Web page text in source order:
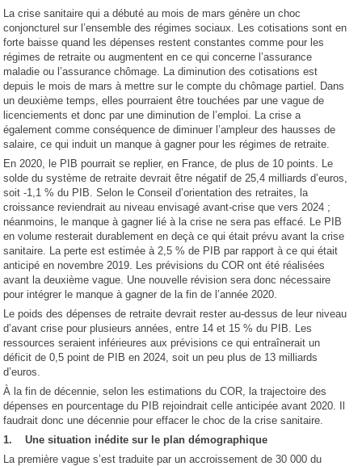
La crise sanitaire qui a débuté au mois de mars génère un choc
conjoncturel sur l’ensemble des régimes sociaux. Les cotisations sont en
forte baisse quand les dépenses restent constantes comme pour les
régimes de retraite ou augmentent en ce qui concerne l’assurance
maladie ou l’assurance chômage. La diminution des cotisations est
depuis le mois de mars à mettre sur le compte du chômage partiel. Dans
un deuxième temps, elles pourraient être touchées par une vague de
licenciements et donc par une diminution de l’emploi. La crise a
également comme conséquence de diminuer l’ampleur des hausses de
salaire, ce qui induit un manque à gagner pour les régimes de retraite.
En 2020, le PIB pourrait se replier, en France, de plus de 10 points. Le
solde du système de retraite devrait être négatif de 25,4 milliards d’euros,
soit -1,1 % du PIB. Selon le Conseil d’orientation des retraites, la
croissance reviendrait au niveau envisagé avant-crise que vers 2024 ;
néanmoins, le manque à gagner lié à la crise ne sera pas effacé. Le PIB
en volume resterait durablement en deçà ce qui était prévu avant la crise
sanitaire. La perte est estimée à 2,5 % de PIB par rapport à ce qui était
anticipé en novembre 2019. Les prévisions du COR ont été réalisées
avant la deuxième vague. Une nouvelle révision sera donc nécessaire
pour intégrer le manque à gagner de la fin de l’année 2020.
Le poids des dépenses de retraite devrait rester au-dessus de leur niveau
d’avant crise pour plusieurs années, entre 14 et 15 % du PIB. Les
ressources seraient inférieures aux prévisions ce qui entraînerait un
déficit de 0,5 point de PIB en 2024, soit un peu plus de 13 milliards
d’euros.
À la fin de décennie, selon les estimations du COR, la trajectoire des
dépenses en pourcentage du PIB rejoindrait celle anticipée avant 2020. Il
faudrait donc une décennie pour effacer le choc de la crise sanitaire.
1. Une situation inédite sur le plan démographique
La première vague s’est traduite par un accroissement de 30 000 du